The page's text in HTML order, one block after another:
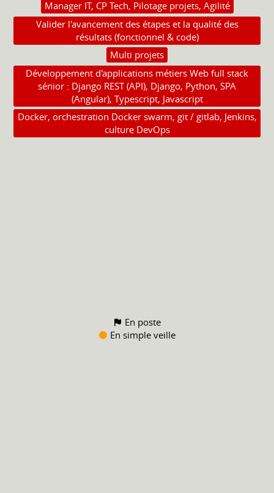
Manager IT, CP Tech, Pilotage projets, Agilité
Valider l'avancement des étapes et la qualité des
résultats (fonctionnel & code)
Multi projets
Développement d'applications métiers Web full stack
sénior : Django REST (API), Django, Python, SPA
(Angular), Typescript, Javascript
Docker, orchestration Docker swarm, git / gitlab, Jenkins,
culture DevOps
En poste
En simple veille